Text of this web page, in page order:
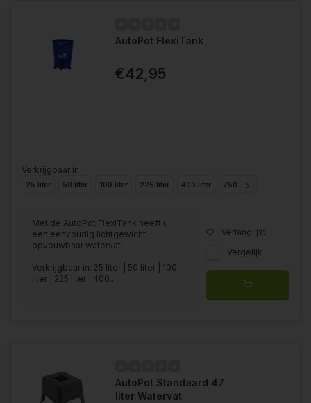
AutoPot FlexiTank
€42,95
Verkrijgbaar in
25 liter 50 liter 100 liter 225 liter 400 liter 750 liter
Met de AutoPot FlexiTank heeft u
een eenvoudig lichtgewicht
opvouwbaar watervat.
Verkrijgbaar in: 25 liter | 50 liter | 100
liter | 225 liter | 400...
Verlanglijst
Vergelijk
AutoPot Standaard 47
liter Watervat